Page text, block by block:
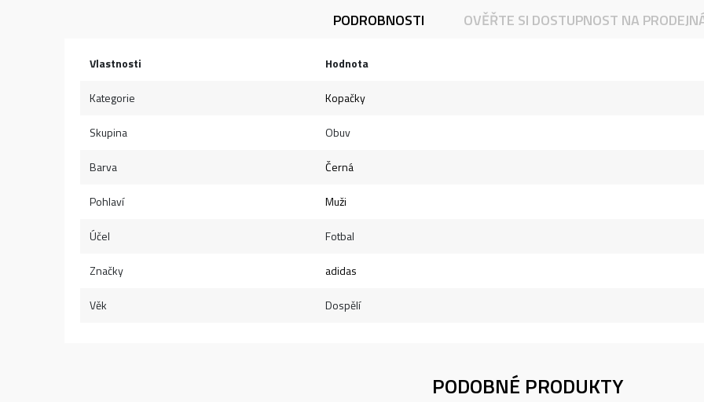
PODROBNOSTI OVĚŘTE SI DOSTUPNOST NA
Vlastnosti Hodnota
Kategorie Kopačky
Skupina Obuv
Barva Černá
Pohlaví Muži
Účel Fotbal
Značky adidas
Věk Dospělí
PODOBNÉ PRODUKTY